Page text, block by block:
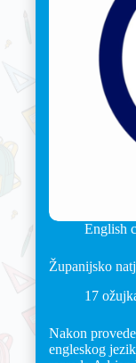
English
Županijsko
17
Nakon
engleskog